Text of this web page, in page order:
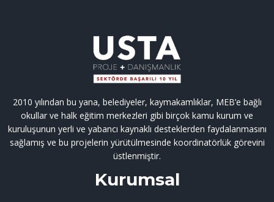
2010 yılından bu yana, belediyeler, kaymakamlıklar, MEB’e bağlı
okullar ve halk eğitim merkezleri gibi birçok kamu kurum ve
kuruluşunun yerli ve yabancı kaynaklı desteklerden faydalanmasını
sağlamış ve bu projelerin yürütülmesinde koordinatörlük görevini
üstlenmiştir.
Kurumsal